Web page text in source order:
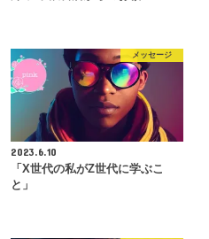
メッセージ
2023.6.10
「X世代の私がZ世代に学ぶこ
と」